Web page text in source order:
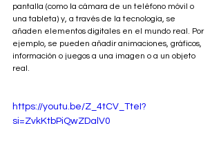
pantalla (como la cámara de un teléfono móvil o
una tableta) y, a través de la tecnología, se
añaden elementos digitales en el mundo real. Por
ejemplo, se pueden añadir animaciones, gráficos,
información o juegos a una imagen o a un objeto
real.
https://youtu.be/Z_4tCV_TteI?
si=ZvkKtbPiQwZDalV0